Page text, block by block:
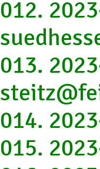
012.
013.
014.
015.